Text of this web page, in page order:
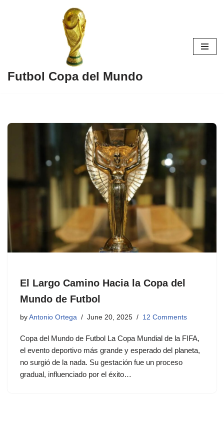
Futbol Copa del Mundo
El Largo Camino Hacia la Copa del
Mundo de Futbol
by Antonio Ortega June 20, 2025 12 Comments
Copa del Mundo de Futbol La Copa Mundial de la FIFA,
el evento deportivo más grande y esperado del planeta,
no surgió de la nada. Su gestación fue un proceso
gradual, influenciado por el éxito…